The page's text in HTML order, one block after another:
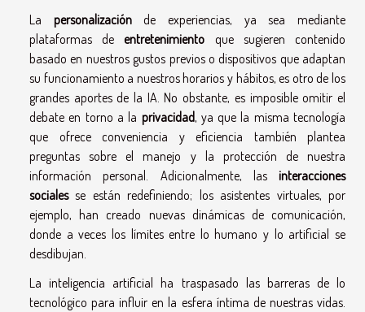
La personalizaciónde experiencias, ya sea mediante
plataformas deentretenimiento que sugieren contenido
basado en nuestros gustos previos o dispositivos que adaptan
su funcionamiento a nuestros horarios y hábitos, es otro de los
grandes aportes de la IA. No obstante, es imposible omitir el
debate en torno a la privacidad, ya que la misma tecnología
que ofrece conveniencia y eficiencia también plantea
preguntas sobre el manejo y la protección de nuestra
información personal. Adicionalmente, las interacciones
socialesse están redefiniendo; los asistentes virtuales, por
ejemplo, han creado nuevas dinámicas de comunicación,
donde a veces los límites entre lo humano y lo artificial se
desdibujan.
La inteligencia artificial ha traspasado las barreras de lo
tecnológico para influir en la esfera íntima de nuestras vidas.